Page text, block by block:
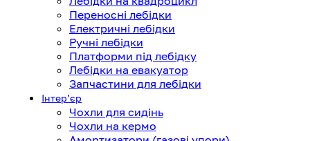
Переносні лебідки
Електричні лебідки
Ручні лебідки
Платформи під лебідку
Лебідки на евакуатор
Запчастини для лебідки
Інтерʼєр
Чохли для сидінь
Чохли на кермо